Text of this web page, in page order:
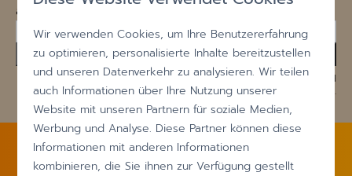
auf dem Laufenden!
Senden
Gesichert durch reCaptcha,Datenschutzbestimmungen
und
Servicebedingungen
gelten.
Bezahlen Sie sicher
Wir verwenden Cookies, um Ihre Benutzererfahrung
zu optimieren, personalisierte Inhalte bereitzustellen
und unseren Datenverkehr zu analysieren. Wir teilen
auch Informationen über Ihre Nutzung unserer
Website mit unseren Partnern für soziale Medien,
Werbung und Analyse. Diese Partner können diese
Informationen mit anderen Informationen
kombinieren, die Sie ihnen zur Verfügung gestellt